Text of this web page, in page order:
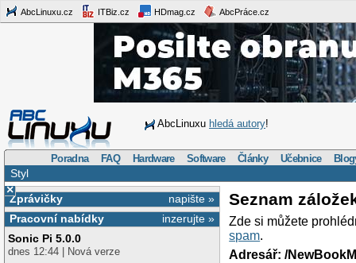
AbcLinuxu.cz ITBiz.cz HDmag.cz AbcPráce.cz
AbcLinuxu hledá autory!
Poradna FAQ Hardware Software Články Učebnice
Styl
×
napište »
Zprávičky
inzerujte »
Pracovní nabídky
Sonic Pi 5.0.0
dnes 12:44 | Nová verze
Seznam
Zde si můžete
spam.
Adresář: /